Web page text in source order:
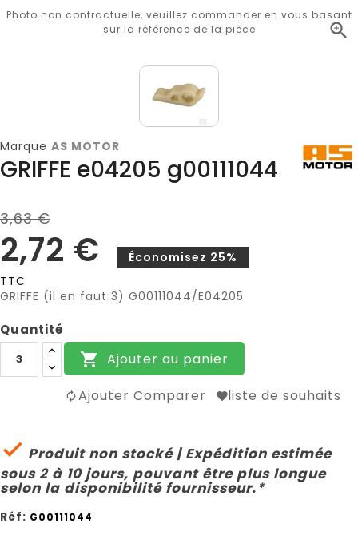

Photo non contractuelle, veuillez commander en vous basant
sur la référence de la pièce
Marque AS MOTOR
GRIFFE e04205 g00111044
3,63 €
2,72 €
Économisez 25%
TTC
GRIFFE (il en faut 3) G00111044/E04205
Quantité
 Ajouter au panier
Ajouter Comparer liste de souhaits
 Produit non stocké | Expédition estimée
sous 2 à 10 jours, pouvant être plus longue
selon la disponibilité fournisseur.*
Réf: G00111044